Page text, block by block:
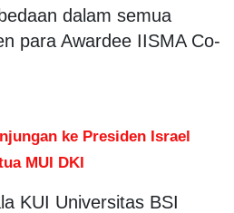
dalam semua
para Awardee IISMA Co-
ke Presiden Israel
MUI DKI
KUI Universitas BSI